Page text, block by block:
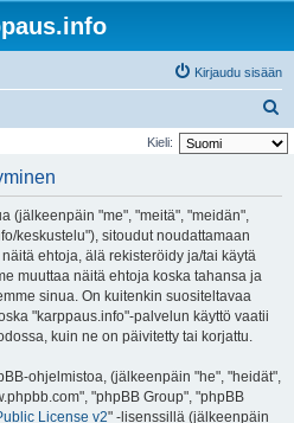
Kirjaudu sisään
t
Kieli:
(jälkeenpäin "me", "meitä", "meidän",
keskustelu"), sitoudut noudattamaan
ehtoja, älä rekisteröidy ja/tai käytä
muuttaa näitä ehtoja koska tahansa ja
sinua. On kuitenkin suositeltavaa
"karppaus.info"-palvelun käyttö vaatii
kuin ne on päivitetty tai korjattu.
ohjelmistoa, (jälkeenpäin "he", "heidät",
"phpBB Group", "phpBB
License v2" -lisenssillä (jälkeenpäin